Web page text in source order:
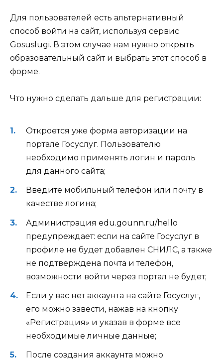
Для пользователей есть альтернативный
способ войти на сайт, используя сервис
Gosuslugi. В этом случае нам нужно открыть
образовательный сайт и выбрать этот способ в
форме.
Что нужно сделать дальше для регистрации:
Откроется уже форма авторизации на
портале Госуслуг. Пользователю
необходимо применять логин и пароль
для данного сайта;
Введите мобильный телефон или почту в
качестве логина;
Администрация edu.gounn.ru/hello
предупреждает: если на сайте Госуслуг в
профиле не будет добавлен СНИЛС, а также
не подтверждена почта и телефон,
возможности войти через портал не будет;
Если у вас нет аккаунта на сайте Госуслуг,
его можно завести, нажав на кнопку
«Регистрация» и указав в форме все
необходимые личные данные;
После создания аккаунта можно